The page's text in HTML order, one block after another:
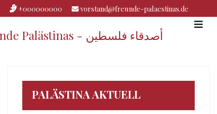
+000000000 vorstand@freunde-palaestinas.de
Freunde Palästinas - أصدقاء فلسطين
PALÄSTINA AKTUELL